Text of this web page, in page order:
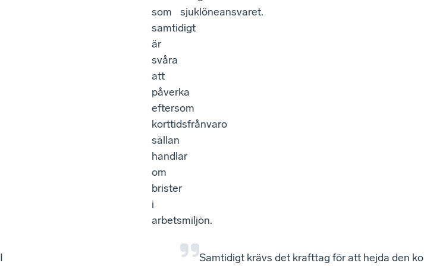
som
samtidigt
är
svåra
att
påverka
eftersom
korttidsfrånvaro
sällan
handlar
om
brister
i
arbetsmiljön.
sjuklöneansvaret.
I Samtidigt krävs det krafttag för att hejda den